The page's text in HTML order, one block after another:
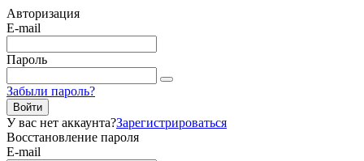
Авторизация
E-mail
Пароль
Забыли пароль?
Войти
У вас нет аккаунта?Зарегистрироваться
Восстановление пароля
E-mail